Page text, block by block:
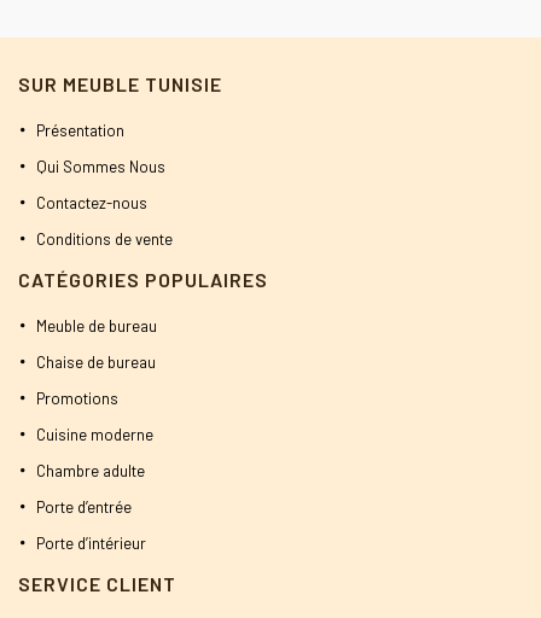
SUR MEUBLE TUNISIE
Présentation
Qui Sommes Nous
Contactez-nous
Conditions de vente
CATÉGORIES POPULAIRES
Meuble de bureau
Chaise de bureau
Promotions
Cuisine moderne
Chambre adulte
Porte d’entrée
Porte d’intérieur
SERVICE CLIENT